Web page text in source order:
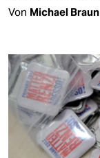
Von Michael Braun